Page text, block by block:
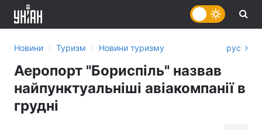
Новини › Туризм › Новини туризму рус
Аеропорт "Бориспіль" назвав
найпунктуальніші авіакомпанії в
грудні